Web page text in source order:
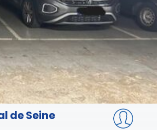
de Seine